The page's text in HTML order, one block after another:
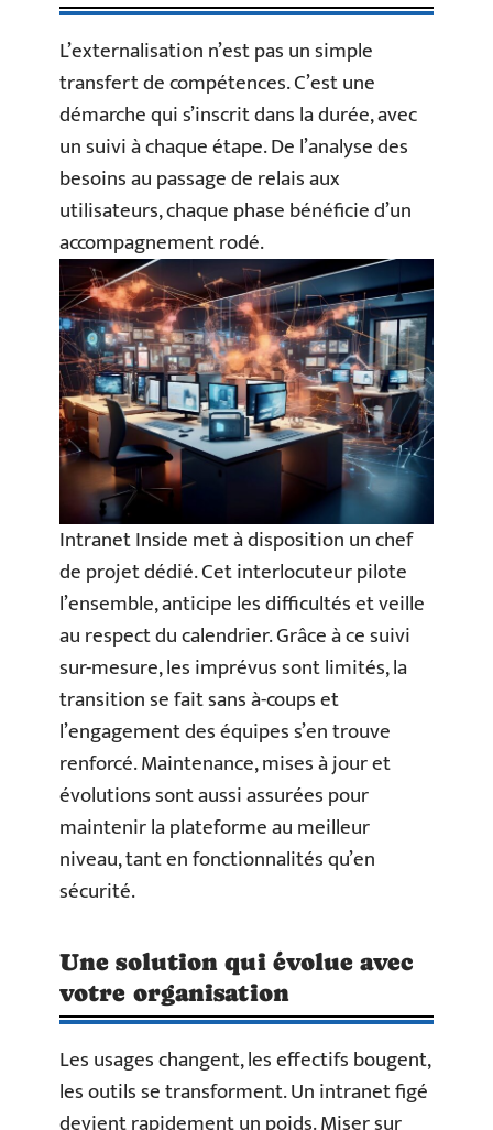
L’externalisation n’est pas un simple
transfert de compétences. C’est une
démarche qui s’inscrit dans la durée, avec
un suivi à chaque étape. De l’analyse des
besoins au passage de relais aux
utilisateurs, chaque phase bénéficie d’un
accompagnement rodé.
Intranet Inside met à disposition un chef
de projet dédié. Cet interlocuteur pilote
l’ensemble, anticipe les difficultés et veille
au respect du calendrier. Grâce à ce suivi
sur-mesure, les imprévus sont limités, la
transition se fait sans à-coups et
l’engagement des équipes s’en trouve
renforcé. Maintenance, mises à jour et
évolutions sont aussi assurées pour
maintenir la plateforme au meilleur
niveau, tant en fonctionnalités qu’en
sécurité.
Une solution qui évolue avec
votre organisation
Les usages changent, les effectifs bougent,
les outils se transforment. Un intranet figé